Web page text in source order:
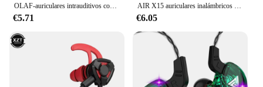
OLAF-auriculares intrauditivos con cable y conector tipo C, cascos de graves HIFI de 3,5mm, manos libres para jugadores, para Xiaomi, Huawei y Samsung
€5.71
AIR X15 auriculares inalámbricos para jugadores, audífonos con Bluetooth, baja latencia, 65ms, manos libres con micrófono, novedad
€6.05